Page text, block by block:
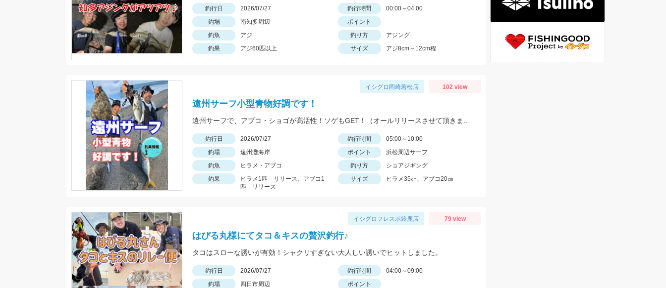
釣行日 2026/07/27 釣行時間
00:00～04:00
釣場
南知多周辺
ポイント
釣魚
アジ 釣り方
アジング
釣果
アジ60匹以上 サイズ アジ8cm～12cm程
イシグロ岡崎若松店 102 view
遠州サーフ小型青物好調です！
釣行日 2026/07/27 釣行時間
05:00～10:00
釣場
遠州灘海岸 ポイント
浜松周辺サーフ
釣魚
ヒラメ・アブコ 釣り方
ショアジギング
釣果
ヒラメ1匹 リリース、アブコ1
匹 リリース
サイズ ヒラメ35㎝、アブコ20㎝
イシグロフレスポ鈴鹿店 79 view
はぴる丸様にてタコ＆キスの贅沢釣行♪
タコはスローな誘いが有効！シャクリすぎない大人しい誘いでヒットしました。
釣行日 2026/07/27 釣行時間
04:00～09:00
釣場
四日市周辺
ポイント